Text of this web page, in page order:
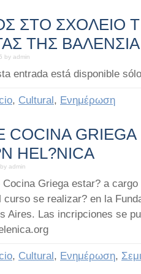
ΣΤΟ ΣΧΟΛΕΙΟ
ΤΗΣ
by admin
entrada está disponible
, Cultural, Ενημέρωση
COCINA GRIEGA
HEL?NICA
admin
Griega estar? a
curso se realizar? en la
Aires. Las incripciones se
, Cultural, Ενημέρωση,